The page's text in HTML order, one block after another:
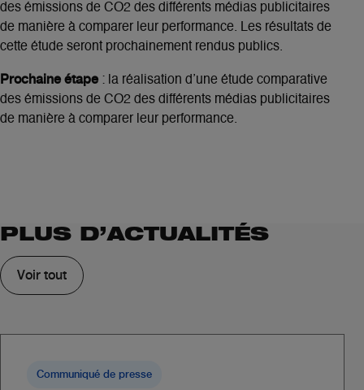
des émissions de CO2 des différents médias publicitaires
de manière à comparer leur performance. Les résultats de
cette étude seront prochainement rendus publics.
Prochaine étape : la réalisation d’une étude comparative
des émissions de CO2 des différents médias publicitaires
de manière à comparer leur performance.
PLUS D’ACTUALITÉS
Voir tout
Communiqué de presse